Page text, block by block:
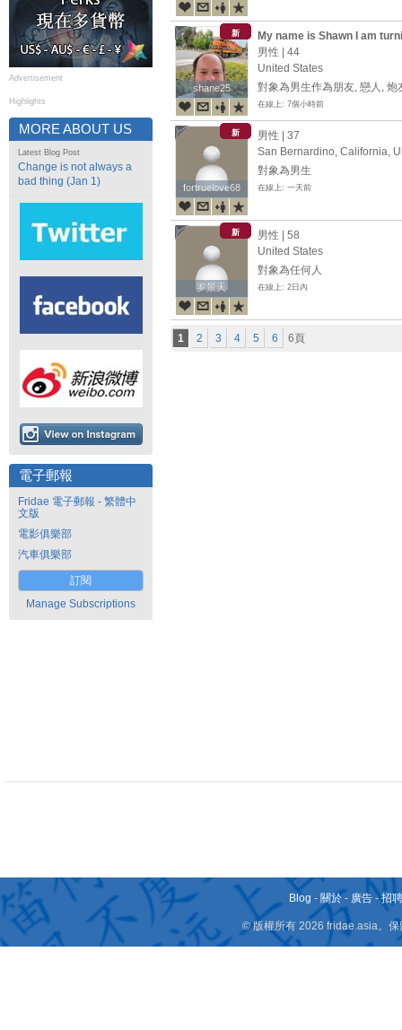
Advertisement
Highlights
MORE ABOUT US
Latest Blog Post
Change is not always a
bad thing (Jan 1)
電子郵報
Fridae 電子郵報 - 繁體中
文版
電影俱樂部
汽車俱樂部
訂閱
Manage Subscriptions
shane25
shane25
新
My name is Shawn I am
男性 | 44
United States
對象為男生作為朋友, 戀人, 炮
在線上: 7個小時前
fortruelove68
fortruelove68
新
男性 | 37
San Bernardino, California,
對象為男生
在線上: 一天前
罗景天
罗景天
新
男性 | 58
United States
對象為任何人
在線上: 2日內
1 2 3 4 5 6 6頁
Blog - 關於 - 廣告 -招
© 版權所有 2026 fridae.asia。